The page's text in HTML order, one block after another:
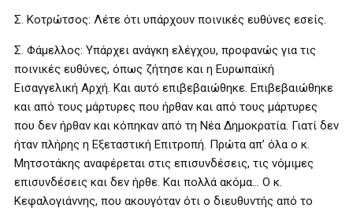
Σ. Κοτρώτσος: Λέτε ότι υπάρχουν ποινικές ευθύνες εσείς.
Σ. Φάμελλος: Υπάρχει ανάγκη ελέγχου, προφανώς για τις
ποινικές ευθύνες, όπως ζήτησε και η Ευρωπαϊκή
Εισαγγελική Αρχή. Και αυτό επιβεβαιώθηκε. Επιβεβαιώθηκε
και από τους μάρτυρες που ήρθαν και από τους μάρτυρες
που δεν ήρθαν και κόπηκαν από τη Νέα Δημοκρατία. Γιατί δεν
ήταν πλήρης η Εξεταστική Επιτροπή. Πρώτα απ’ όλα ο κ.
Μητσοτάκης αναφέρεται στις επισυνδέσεις, τις νόμιμες
επισυνδέσεις και δεν ήρθε. Και πολλά ακόμα… Ο κ.
Κεφαλογιάννης, που ακουγόταν ότι ο διευθυντής από το